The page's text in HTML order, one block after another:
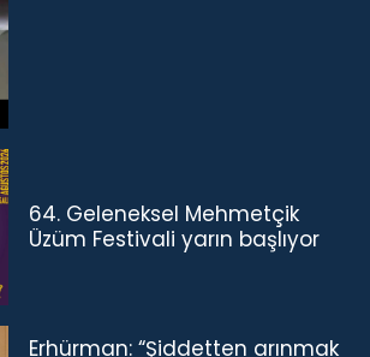
64. Geleneksel Mehmetçik
Üzüm Festivali yarın başlıyor
Erhürman: “Şiddetten arınmak